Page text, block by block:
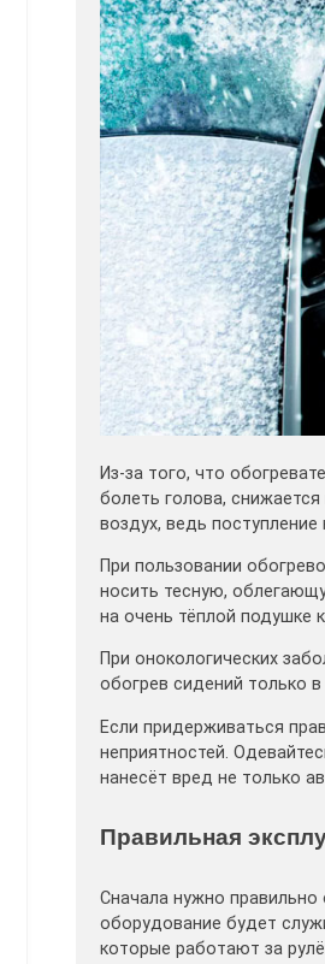
Из-за того, что
болеть голова,
воздух, ведь
При пользовании
носить тесную,
на очень тёплой подушке
При онокологических
обогрев сидений только
Если придерживаться
неприятностей.
нанесёт вред не только
Правильная
Сначала нужно правильно
оборудование будет
которые работают за